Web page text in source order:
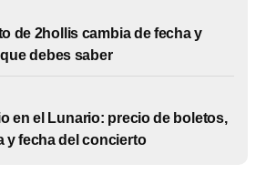
de 2hollis cambia de fecha y
debes saber
en el Lunario: precio de boletos,
y fecha del concierto